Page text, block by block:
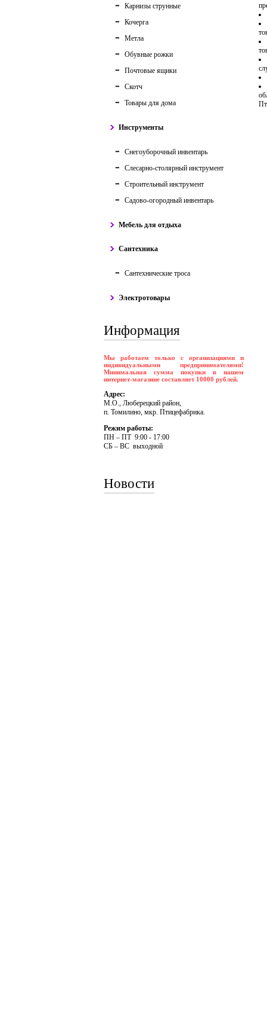
Карнизы струнные
Кочерга
Метла
Обувные рожки
Почтовые ящики
Скотч
Товары для дома
Инструменты
Снегоуборочный инвентарь
Слесарно-столярный инструмент
Строительный инструмент
Садово-огородный инвентарь
Мебель для отдыха
Сантехника
Сантехнические троса
Электротовары
Информация
Мы работаем только с организациями и
индивидуальными предпринимателями!
Минимальная сумма покупки в нашем
интернет-магазине составляет 10000 рублей.
Адрес:
М.О., Люберецкий район,
п. Томилино, мкр. Птицефабрика.
Режим работы:
ПH – ПT 9:00 - 17:00
CБ – BC выходной
Новости